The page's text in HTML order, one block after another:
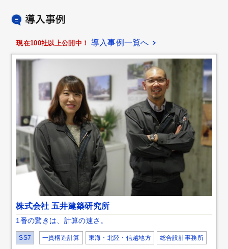
現在100社以上公開中！ 導入事例一覧へ
株式会社 五井建築研究所
1番の驚きは、計算の速さ。
SS7 一貫構造計算 東海・北陸・信越地方 総合設計事務所